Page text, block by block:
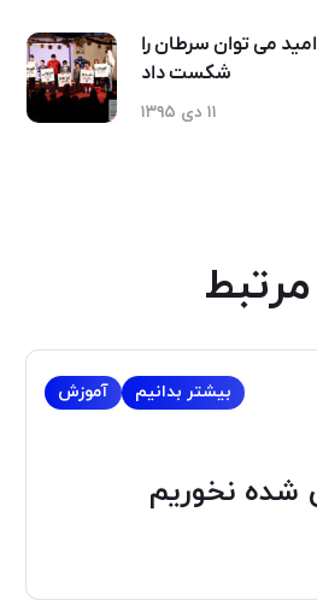
امید می توان سرطان را
شکست داد
۱۱ دی ۱۳۹۵
آموزش بیشتر بدانیم
شده نخوریم